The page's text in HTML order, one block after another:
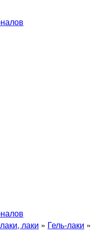
лаки » Гель-лаки »